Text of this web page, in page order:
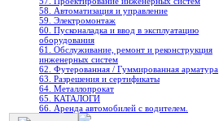
58. Автоматизация и управление
59. Электромонтаж
60. Пусконаладка и ввод в эксплуатацию
оборудования
61. Обслуживание, ремонт и реконструкция
инженерных систем
62. Футерованная / Гуммированная арматура
63. Разрешения и сертификаты
64. Металлопрокат
65. КАТАЛОГИ
66. Аренда автомобилей с водителем.